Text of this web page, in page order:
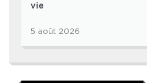
vie
5 août 2026